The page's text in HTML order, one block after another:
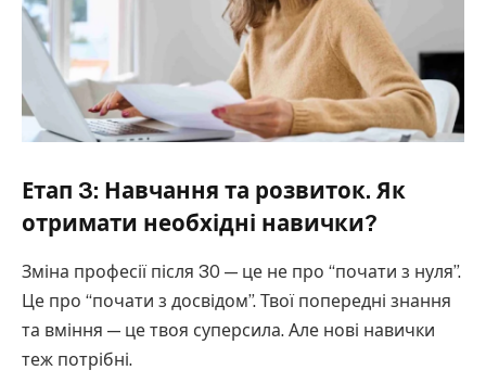
Етап 3: Навчання та розвиток. Як
отримати необхідні навички?
Зміна професії після 30 — це не про “почати з нуля”.
Це про “почати з досвідом”. Твої попередні знання
та вміння — це твоя суперсила. Але нові навички
теж потрібні.